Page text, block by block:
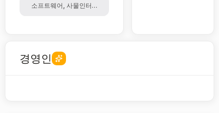
소프트웨어, 사물인터넷, IOT
경영인